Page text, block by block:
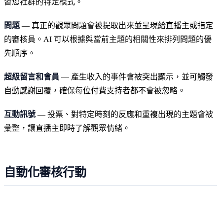
習您社群的特定模式。
問題 — 真正的觀眾問題會被提取出來並呈現給直播主或指定
的審核員。AI 可以根據與當前主題的相關性來排列問題的優
先順序。
超級留言和會員 — 產生收入的事件會被突出顯示，並可觸發
自動感謝回覆，確保每位付費支持者都不會被忽略。
互動訊號— 投票、對特定時刻的反應和重複出現的主題會被
彙整，讓直播主即時了解觀眾情緒。
自動化審核行動